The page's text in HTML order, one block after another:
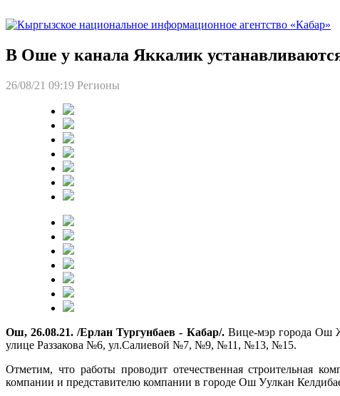
В Оше у канала Яккалик
26/08/21 09:19 Регионы
Ош, 26.08.21. /Ерлан Тургунбаев - Кабар/.Вице-мэр города Ош
улице Раззакова №6, ул.Салиевой №7, №9, №11, №13, №15.
Отметим, что работы проводит отечественная строительная
компании и представителю компании в городе Ош Уулкан